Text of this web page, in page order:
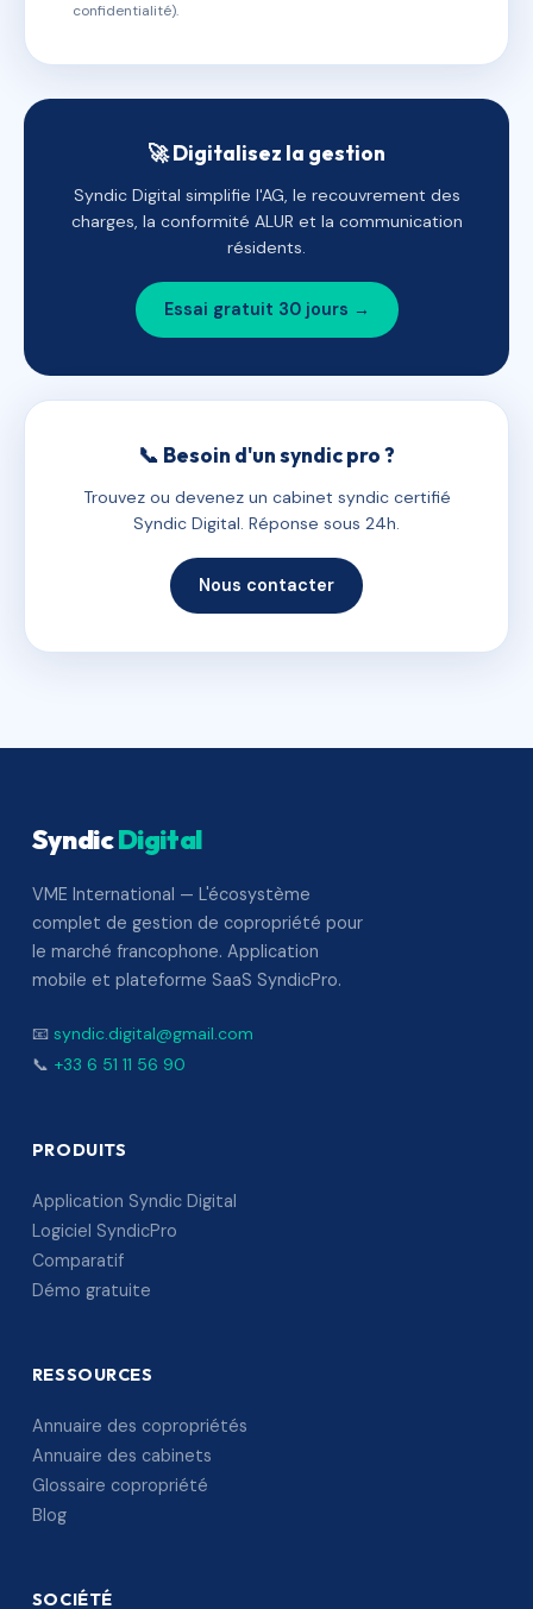
confidentialité).
🚀 Digitalisez la gestion
Syndic Digital simplifie l'AG, le recouvrement des
charges, la conformité ALUR et la communication
résidents.
Essai gratuit 30 jours →
📞 Besoin d'un syndic pro ?
Trouvez ou devenez un cabinet syndic certifié
Syndic Digital. Réponse sous 24h.
Nous contacter
SyndicDigital
VME International — L'écosystème
complet de gestion de copropriété pour
le marché francophone. Application
mobile et plateforme SaaS SyndicPro.
📧 syndic.digital@gmail.com
📞 +33 6 51 11 56 90
PRODUITS
Application Syndic Digital
Logiciel SyndicPro
Comparatif
Démo gratuite
RESSOURCES
Annuaire des copropriétés
Annuaire des cabinets
Glossaire copropriété
Blog
SOCIÉTÉ